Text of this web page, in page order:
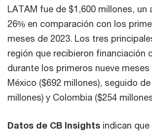
LATAM fue de $1,600 millones, un
26% en comparación con los
meses de 2023. Los tres
región que recibieron financiación
durante los primeros nueve
México ($692 millones), seguido
millones) y Colombia ($254
Datos de CB Insights indican